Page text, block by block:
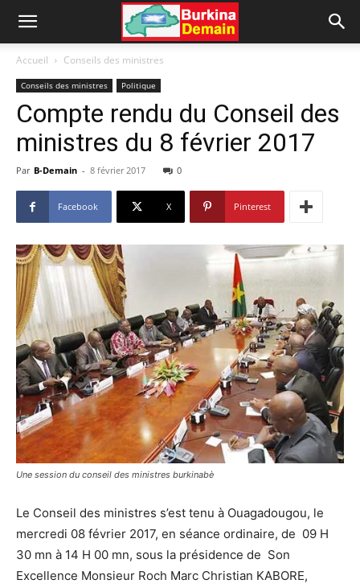
Accueil Conseils des ministres
Conseils des ministres Politique
Compte rendu du Conseil des
ministres du 8 février 2017
Par B-Demain - 8 février 2017 0
Facebook X Pinterest
Une session du conseil des ministres burkinabè
Le Conseil des ministres s’est tenu à Ouagadougou, le
mercredi 08 février 2017, en séance ordinaire, de 09 H
30 mn à 14 H 00 mn, sous la présidence de Son
Excellence Monsieur Roch Marc Christian KABORE,